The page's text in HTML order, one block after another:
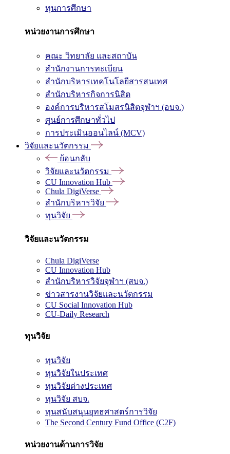
ทุนการศึกษา
หน่วยงานการศึกษา
คณะ วิทยาลัย และสถาบัน
สำนักงานการทะเบียน
สำนักบริหารเทคโนโลยีสารสนเทศ
สำนักบริหารกิจการนิสิต
องค์การบริหารสโมสรนิสิตจุฬาฯ (อบจ.)
ศูนย์การศึกษาทั่วไป
การประเมินออนไลน์ (MCV)
วิจัยและนวัตกรรม
ย้อนกลับ
วิจัยและนวัตกรรม
CU Innovation Hub
Chula DigiVerse
สำนักบริหารวิจัย
ทุนวิจัย
วิจัยและนวัตกรรม
Chula DigiVerse
CU Innovation Hub
สำนักบริหารวิจัยจุฬาฯ (สบจ.)
ข่าวสารงานวิจัยและนวัตกรรม
CU Social Innovation Hub
CU-Daily Research
ทุนวิจัย
ทุนวิจัย
ทุนวิจัยในประเทศ
ทุนวิจัยต่างประเทศ
ทุนวิจัย สบจ.
ทุนสนับสนุนยุทธศาสตร์การวิจัย
The Second Century Fund Office (C2F)
หน่วยงานด้านการวิจัย